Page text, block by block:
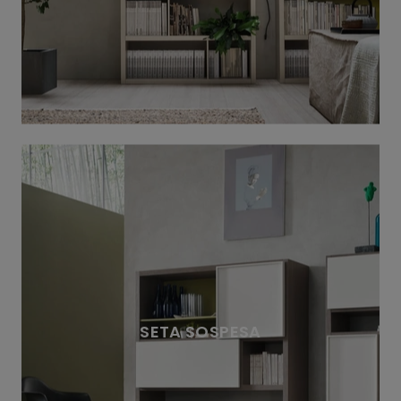
SETA SOSPESA